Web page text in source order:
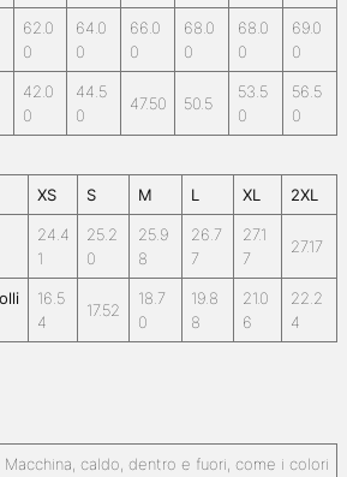
62.0
0
64.0
0
66.0
0
68.0
0
68.0
0
69.0
0
42.0
0
44.5
0
47.50 50.5
53.5
0
56.5
0
XS S M L XL 2XL
24.4
1
25.2
0
25.9
8
26.7
7
27.1
7
27.17
16.5
4
17.52
18.7
0
19.8
8
21.0
6
22.2
4
Macchina, caldo, dentro e fuori, come i colori